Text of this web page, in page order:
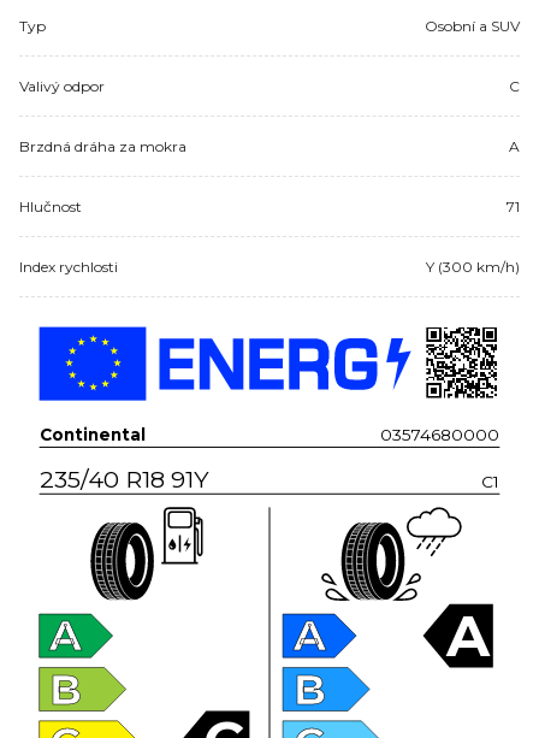
Typ Osobní a SUV
Valivý odpor C
Brzdná dráha za mokra A
Hlučnost 71
Index rychlosti Y (300 km/h)
Continental 03574680000
235/40 R18 91Y C1
A
B
A
B
A